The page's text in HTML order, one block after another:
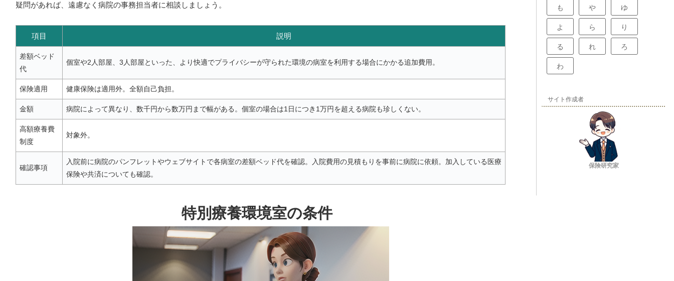
疑問があれば、遠慮なく病院の事務担当者に相談しましょう。
項目 説明
差額ベッド
代
個室や2人部屋、3人部屋といった、より快適でプライバシーが守られた環境の病室を利用する場合にかかる追加費用。
保険適用 健康保険は適用外。全額自己負担。
金額 病院によって異なり、数千円から数万円まで幅がある。個室の場合は1日につき1万円を超える病院も珍しくない。
高額療養費
制度
対象外。
確認事項
入院前に病院のパンフレットやウェブサイトで各病室の差額ベッド代を確認。入院費用の見積もりを事前に病院に依頼。加入している医療
保険や共済についても確認。
特別療養環境室の条件
も や ゆ
よ ら り
る れ ろ
わ
サイト作成者
保険研究家